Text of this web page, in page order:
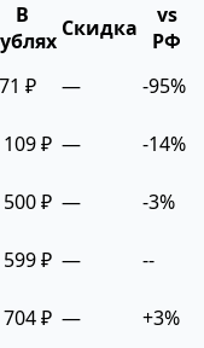
В
Скидка
vs
РФ
₽ — -95%
₽ — -14%
₽ — -3%
₽ — --
₽ — +3%